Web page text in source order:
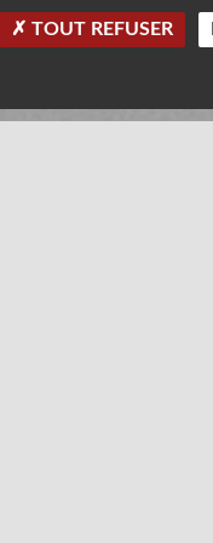
TOUT REFUSER